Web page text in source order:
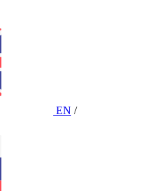
EN /